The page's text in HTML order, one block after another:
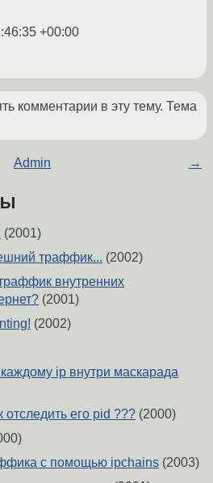
+00:00
комментарии в эту тему. Тема
Admin →
(2001)
траффик... (2002)
внутренних
(2001)
(2002)
ip внутри маскарада
отследить его pid ??? (2000)
с помощью ipchains (2003)